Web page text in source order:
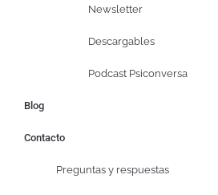
Newsletter
Descargables
Podcast Psiconversa
Blog
Contacto
Preguntas y respuestas